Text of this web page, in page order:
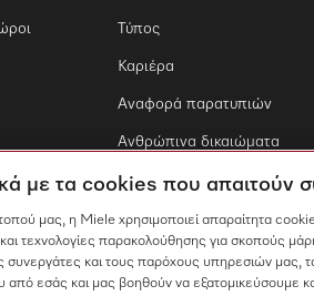
Τύπος
Καριέρα
Αναφορά παρατυπιών
Ανθρώπινα δικαιώματα
με τα cookies που απαιτούν
μας, η Miele χρησιμοποιεί απαραίτητα
τεχνολογίες παρακολούθησης για σκοπούς
και τους παρόχους υπηρεσιών μας,
από εσάς και μας βοηθούν να εξατομικεύσουμε